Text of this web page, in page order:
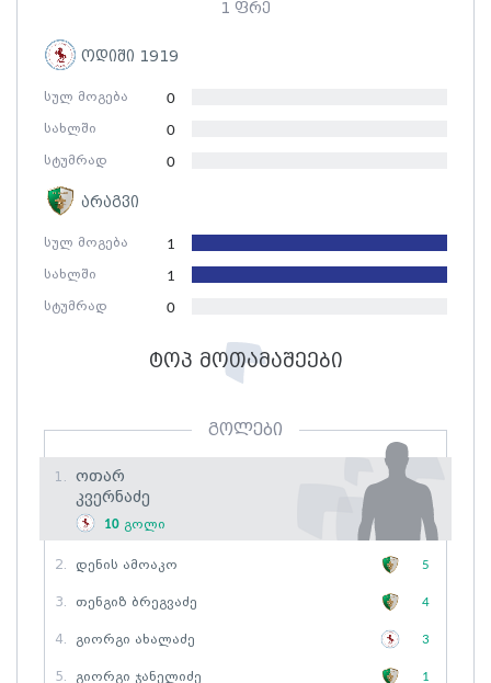
ოდიში 1919
სულ მოგება 0
სახლში 0
სტუმრად 0
არაგვი
სულ მოგება 1
სახლში 1
სტუმრად 0
1 ფრე
ტოპ მოთამაშეები
გოლები
1.
Ოთარ
Კვერნაძე
10 გოლი
2. Დენის Ამოაკო 5
3. Თენგიზ Ბრეგვაძე 4
4. Გიორგი Ახალაძე 3
5. Გიორგი Ჯანელიძე 1